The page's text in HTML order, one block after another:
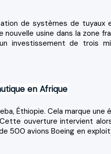
de systèmes de tuyaux
nouvelle usine dans la zone
investissement de trois
en Afrique
Éthiopie. Cela marque une
ouverture intervient
500 avions Boeing en